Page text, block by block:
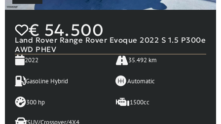
€ 54.500
Land Rover Range Rover Evoque 2022 S 1.5 P300e
AWD PHEV
2022 35.492 km
Gasoline Hybrid Automatic
300 hp 1500cc
SUV/Crossover/4X4